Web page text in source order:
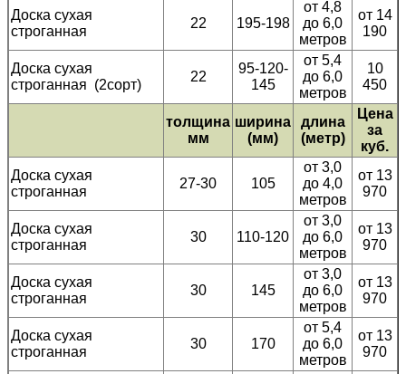
Доска сухая
строганная
22 195-198
от 4,8
до 6,0
метров
от 14
190
Доска сухая
строганная (2сорт)
22
95-120-
145
от 5,4
до 6,0
метров
10
450
толщина
мм
ширина
(мм)
длина
(метр)
Цена
за
куб.
Доска сухая
строганная
27-30 105
от 3,0
до 4,0
метров
от 13
970
Доска сухая
строганная
30 110-120
от 3,0
до 6,0
метров
от 13
970
Доска сухая
строганная
30 145
от 3,0
до 6,0
метров
от 13
970
Доска сухая
строганная
30 170
от 5,4
до 6,0
метров
от 13
970